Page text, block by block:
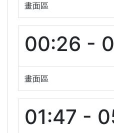
畫面區
00:26 -
畫面區
01:47 -